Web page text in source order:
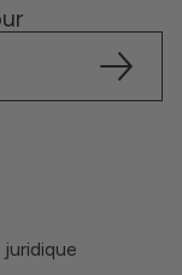
juridique